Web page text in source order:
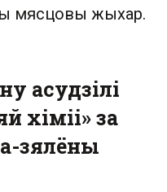
мясцовы жыхар.
асудзілі
хіміі» за
зялёны